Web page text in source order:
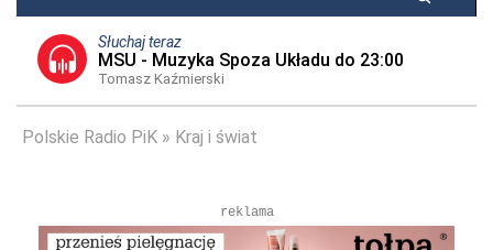
Słuchaj teraz
MSU - Muzyka Spoza Układu do 23:00
Tomasz Kaźmierski
Polskie Radio PiK Kraj i świat
reklama